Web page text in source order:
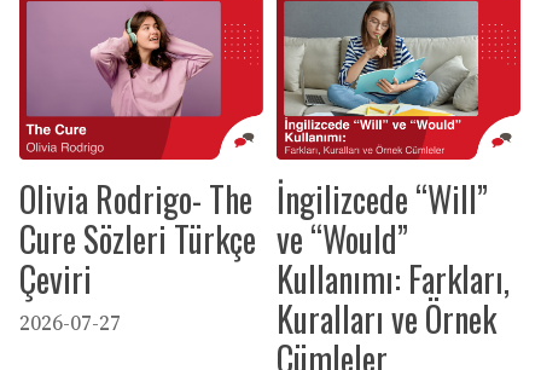
Olivia Rodrigo- The
Cure Sözleri Türkçe
Çeviri
2026-07-27
İngilizcede “Will”
ve “Would”
Kullanımı: Farkları,
Kuralları ve Örnek
Cümleler